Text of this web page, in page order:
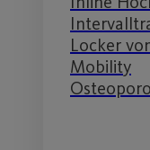
Locker
Mobility